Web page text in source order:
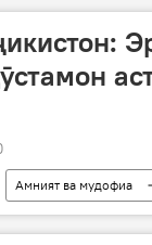
Амният ва мудофиа